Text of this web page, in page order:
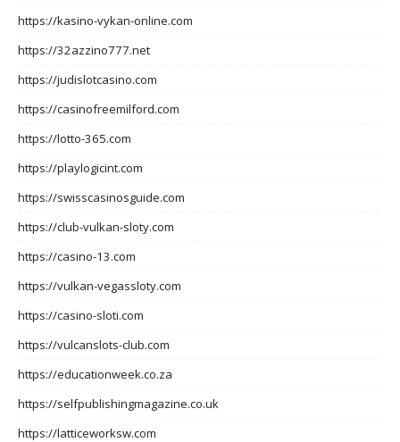
https://kasino-vykan-online.com
https://32azzino777.net
https://judislotcasino.com
https://casinofreemilford.com
https://lotto-365.com
https://playlogicint.com
https://swisscasinosguide.com
https://club-vulkan-sloty.com
https://casino-13.com
https://vulkan-vegassloty.com
https://casino-sloti.com
https://vulcanslots-club.com
https://educationweek.co.za
https://selfpublishingmagazine.co.uk
https://latticeworksw.com